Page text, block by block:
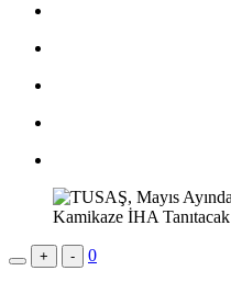
+ - 0